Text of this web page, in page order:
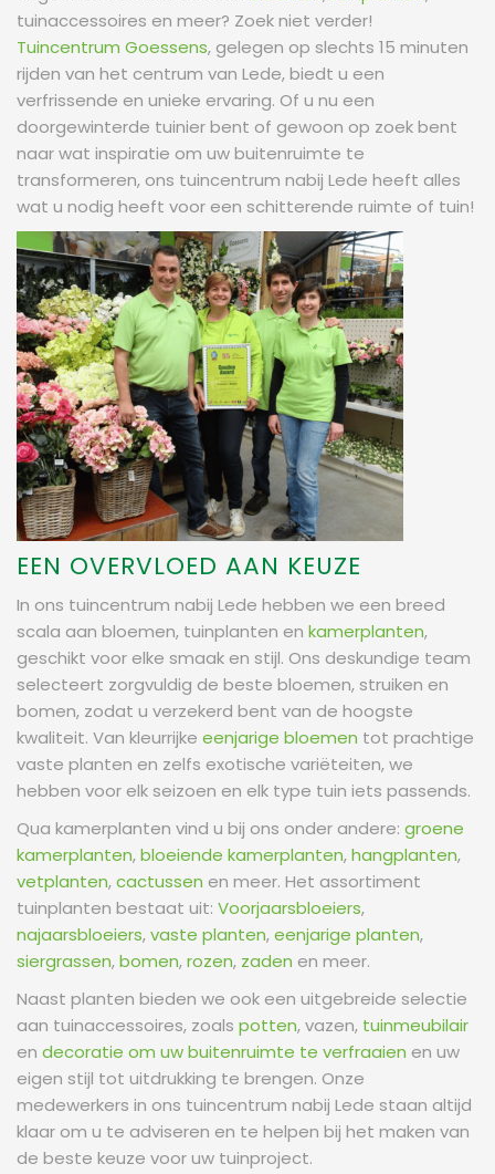
tuinaccessoires en meer? Zoek niet verder!
Tuincentrum Goessens, gelegen op slechts 15 minuten
rijden van het centrum van Lede, biedt u een
verfrissende en unieke ervaring. Of u nu een
doorgewinterde tuinier bent of gewoon op zoek bent
naar wat inspiratie om uw buitenruimte te
transformeren, ons tuincentrum nabij Lede heeft alles
wat u nodig heeft voor een schitterende ruimte of tuin!
EEN OVERVLOED AAN KEUZE
In ons tuincentrum nabij Lede hebben we een breed
scala aan bloemen, tuinplanten en kamerplanten,
geschikt voor elke smaak en stijl. Ons deskundige team
selecteert zorgvuldig de beste bloemen, struiken en
bomen, zodat u verzekerd bent van de hoogste
kwaliteit. Van kleurrijke eenjarige bloemen tot prachtige
vaste planten en zelfs exotische variëteiten, we
hebben voor elk seizoen en elk type tuin iets passends.
Qua kamerplanten vind u bij ons onder andere: groene
kamerplanten,bloeiende kamerplanten,hangplanten,
vetplanten,cactussen en meer. Het assortiment
tuinplanten bestaat uit: Voorjaarsbloeiers,
najaarsbloeiers,vaste planten,eenjarige planten,
siergrassen,bomen,rozen, zaden en meer.
Naast planten bieden we ook een uitgebreide selectie
aan tuinaccessoires, zoals potten, vazen, tuinmeubilair
en decoratie om uw buitenruimte te verfraaien en uw
eigen stijl tot uitdrukking te brengen. Onze
medewerkers in ons tuincentrum nabij Lede staan altijd
klaar om u te adviseren en te helpen bij het maken van
de beste keuze voor uw tuinproject.